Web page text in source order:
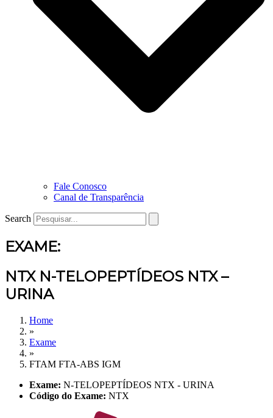
Fale Conosco
Canal de Transparência
Search
EXAME:
NTX N-TELOPEPTÍDEOS NTX –
URINA
Home
»
Exame
»
FTAM FTA-ABS IGM
Exame: N-TELOPEPTÍDEOS NTX - URINA
Código do Exame: NTX